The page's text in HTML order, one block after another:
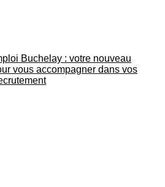
Buchelay : votre nouveau
vous accompagner dans vos